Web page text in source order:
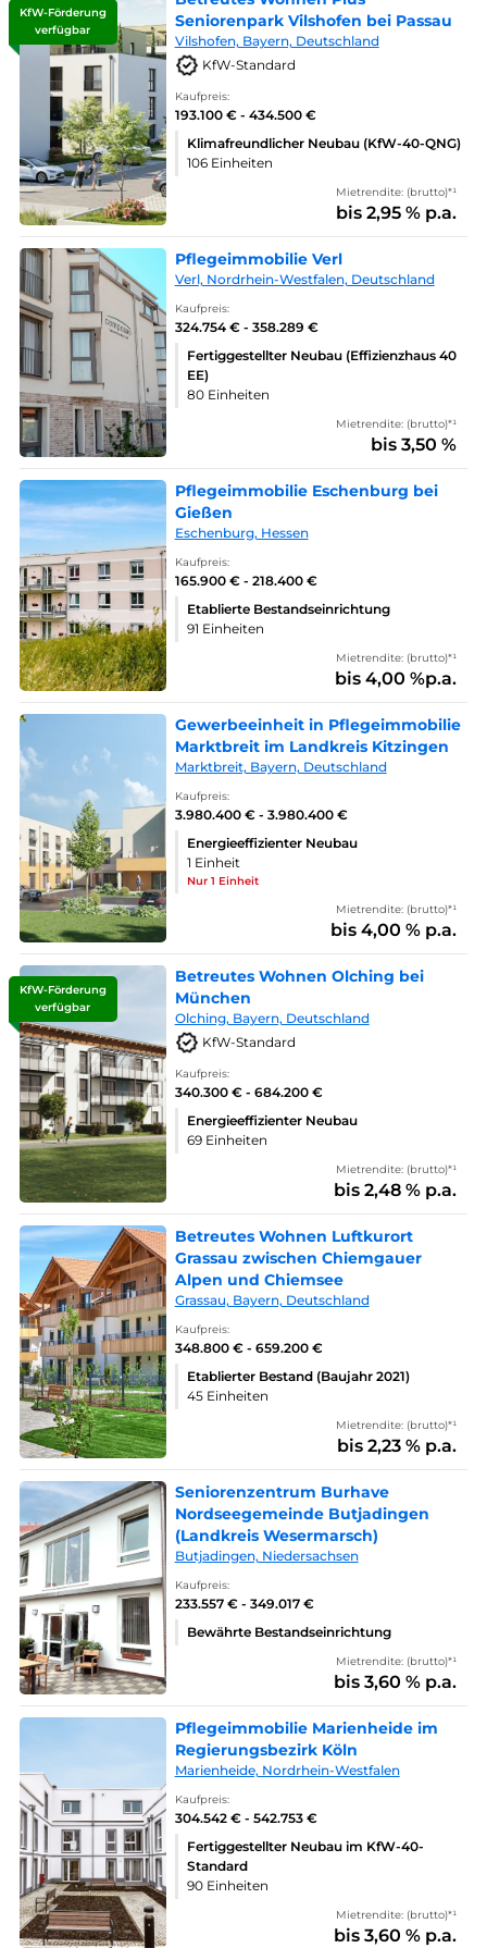
KfW-Förderung
verfügbar
Seniorenpark Vilshofen bei Passau
Vilshofen, Bayern, Deutschland
KfW-Standard
Kaufpreis:
193.100 € - 434.500 €
Klimafreundlicher Neubau (KfW-40-QNG)
106 Einheiten
Mietrendite: (brutto)*¹
bis 2,95 % p.a.
Pflegeimmobilie Verl
Verl, Nordrhein-Westfalen, Deutschland
Kaufpreis:
324.754 € - 358.289 €
Fertiggestellter Neubau (Effizienzhaus 40
EE)
80 Einheiten
Mietrendite: (brutto)*¹
bis 3,50 %
Pflegeimmobilie Eschenburg bei
Gießen
Eschenburg, Hessen
Kaufpreis:
165.900 € - 218.400 €
Etablierte Bestandseinrichtung
91 Einheiten
Mietrendite: (brutto)*¹
bis 4,00 %p.a.
Gewerbeeinheit in Pflegeimmobilie
Marktbreit im Landkreis Kitzingen
Marktbreit, Bayern, Deutschland
Kaufpreis:
3.980.400 € - 3.980.400 €
Energieeffizienter Neubau
1 Einheit
Nur 1 Einheit
Mietrendite: (brutto)*¹
bis 4,00 % p.a.
KfW-Förderung
verfügbar
Betreutes Wohnen Olching bei
München
Olching, Bayern, Deutschland
KfW-Standard
Kaufpreis:
340.300 € - 684.200 €
Energieeffizienter Neubau
69 Einheiten
Mietrendite: (brutto)*¹
bis 2,48 % p.a.
Betreutes Wohnen Luftkurort
Grassau zwischen Chiemgauer
Alpen und Chiemsee
Grassau, Bayern, Deutschland
Kaufpreis:
348.800 € - 659.200 €
Etablierter Bestand (Baujahr 2021)
45 Einheiten
Mietrendite: (brutto)*¹
bis 2,23 % p.a.
Seniorenzentrum Burhave
Nordseegemeinde Butjadingen
(Landkreis Wesermarsch)
Butjadingen, Niedersachsen
Kaufpreis:
233.557 € - 349.017 €
Bewährte Bestandseinrichtung
Mietrendite: (brutto)*¹
bis 3,60 % p.a.
Pflegeimmobilie Marienheide im
Regierungsbezirk Köln
Marienheide, Nordrhein-Westfalen
Kaufpreis:
304.542 € - 542.753 €
Fertiggestellter Neubau im KfW-40-
Standard
90 Einheiten
Mietrendite: (brutto)*¹
bis 3,60 % p.a.